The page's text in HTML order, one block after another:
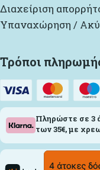
Διαχείριση
Υπαναχώρηση /
Τρόποι
Πληρώστε σε 3
των 35€, με